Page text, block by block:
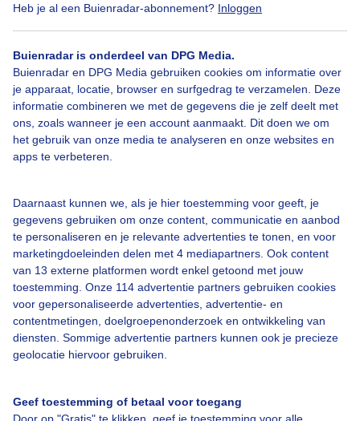
Heb je al een Buienradar-abonnement? Inloggen
Buienradar is onderdeel van DPG Media.
Buienradar en DPG Media gebruiken cookies om informatie over
je apparaat, locatie, browser en surfgedrag te verzamelen. Deze
informatie combineren we met de gegevens die je zelf deelt met
ons, zoals wanneer je een account aanmaakt. Dit doen we om
het gebruik van onze media te analyseren en onze websites en
apps te verbeteren.
Daarnaast kunnen we, als je hier toestemming voor geeft, je
gegevens gebruiken om onze content, communicatie en aanbod
te personaliseren en je relevante advertenties te tonen, en voor
marketingdoeleinden delen met 4 mediapartners. Ook content
van 13 externe platformen wordt enkel getoond met jouw
toestemming. Onze 114 advertentie partners gebruiken cookies
voor gepersonaliseerde advertenties, advertentie- en
contentmetingen, doelgroepenonderzoek en ontwikkeling van
diensten. Sommige advertentie partners kunnen ook je precieze
geolocatie hiervoor gebruiken.
Geef toestemming of betaal voor toegang
Lichgevendewolken Weerspiegeling
Bekijk slideshow
Over Buienradar
Bedrijfsgegevens
Contact